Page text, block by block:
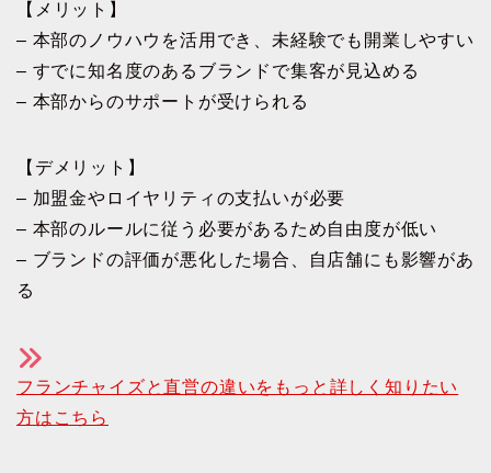
【メリット】
– 本部のノウハウを活用でき、未経験でも開業しやすい
– すでに知名度のあるブランドで集客が見込める
– 本部からのサポートが受けられる
【デメリット】
– 加盟金やロイヤリティの支払いが必要
– 本部のルールに従う必要があるため自由度が低い
– ブランドの評価が悪化した場合、自店舗にも影響があ
る
フランチャイズと直営の違いをもっと詳しく知りたい
方はこちら